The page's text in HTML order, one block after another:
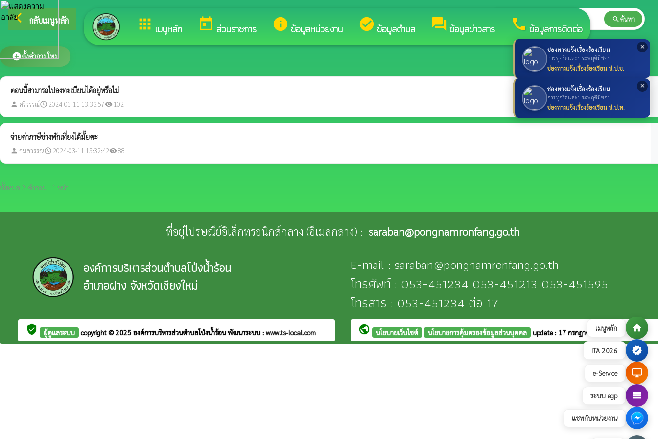
เมนูหลัก home
ITA 2026 verified
e-Service desktop_windows
ระบบ egp view_list
แชทกับหน่วยงาน
✕
ช่องทางแจ้งเรื่องร้องเรียน
การทุจริตและประพฤติมิชอบ
ช่องทางแจ้งเรื่องร้องเรียน ป.ป.ช.
✕
ช่องทางแจ้งเรื่องร้องเรียน
การทุจริตและประพฤติมิชอบ
ช่องทางแจ้งเรื่องร้องเรียน ป.ป.ท.
apps เมนูหลัก today ส่วนราชการ info ข้อมูลหน่วยงาน check_circle ข้อมูลตำบล forum ข้อมูลข่าวสาร call ข้อมูลการติดต่อ
arrow_back_ios กลับเมนูหลัก ยินดีต้อนรับสู่เว็บไซต์ของ องค์การบริหารส่วนตำบลโป่งน้ำร้อน search ค้นหา
add_circleตั้งคำถามใหม่
ตอนนี้สามารถไปลงทะเบียนได้อยู่หรือไม่
person ศรีวรรณ์schedule 2024-03-11 13:36:57visibility 102
จ่ายค่าภาษีช่วงพักเที่ยงได้มั้ยคะ
person กมลวรรณschedule 2024-03-11 13:32:42visibility88
ทั้งหมด 2 คำถาม · 1 หน้า
ที่อยู่ไปรษณีย์อิเล็กทรอนิกส์กลาง (อีเมลกลาง) : saraban@pongnamronfang.go.th
องค์การบริหารส่วนตำบลโป่งน้ำร้อน
อำเภอฝาง จังหวัดเชียงใหม่
E-mail : saraban@pongnamronfang.go.th
โทรศัพท์ : 053-451234 053-451213 053-451595
โทรสาร : 053-451234 ต่อ 17
verified_user ผู้ดูแลระบบ copyright © 2025 องค์การบริหารส่วนตำบลโป่งน้ำร้อนพัฒนาระบบ : www.ts-local.com public นโยบายเว็บไซต์ นโยบายการคุ้มครองข้อมูลส่วนบุคคล update : 17 กรกฎาคม 2569